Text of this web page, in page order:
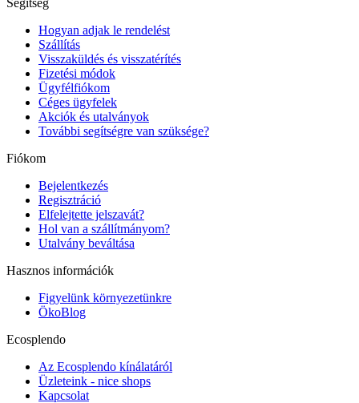
Hogyan adjak le rendelést
Szállítás
Visszaküldés és visszatérítés
Fizetési módok
Ügyfélfiókom
Céges ügyfelek
Akciók és utalványok
További segítségre van szüksége?
Fiókom
Bejelentkezés
Regisztráció
Elfelejtette jelszavát?
Hol van a szállítmányom?
Utalvány beváltása
Hasznos információk
Figyelünk környezetünkre
ÖkoBlog
Ecosplendo
Az Ecosplendo kínálatáról
Üzleteink - nice shops
Kapcsolat